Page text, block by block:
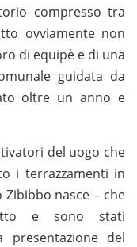
compresso tra
ovviamente non
di equipè e di una
guidata da
oltre un anno e
del uogo che
i terrazzamenti in
nasce – che
e sono stati
presentazione del